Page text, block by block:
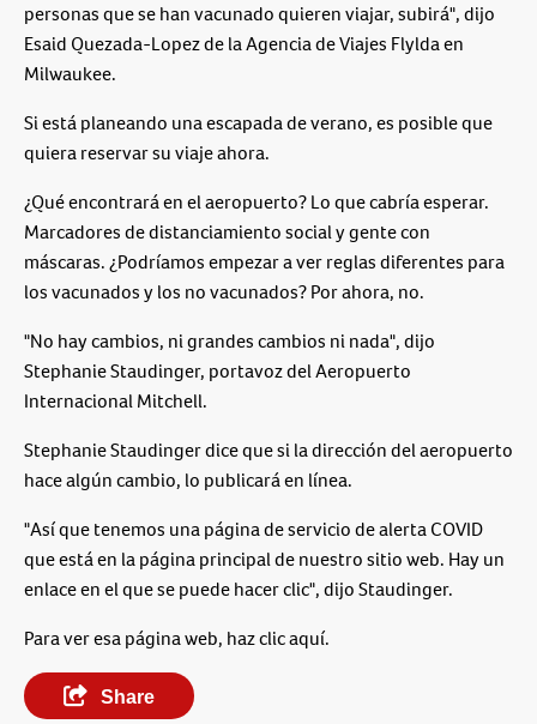
personas que se han vacunado quieren viajar, subirá", dijo
Esaid Quezada-Lopez de la Agencia de Viajes Flylda en
Milwaukee.
Si está planeando una escapada de verano, es posible que
quiera reservar su viaje ahora.
¿Qué encontrará en el aeropuerto? Lo que cabría esperar.
Marcadores de distanciamiento social y gente con
máscaras. ¿Podríamos empezar a ver reglas diferentes para
los vacunados y los no vacunados? Por ahora, no.
"No hay cambios, ni grandes cambios ni nada", dijo
Stephanie Staudinger, portavoz del Aeropuerto
Internacional Mitchell.
Stephanie Staudinger dice que si la dirección del aeropuerto
hace algún cambio, lo publicará en línea.
"Así que tenemos una página de servicio de alerta COVID
que está en la página principal de nuestro sitio web. Hay un
enlace en el que se puede hacer clic", dijo Staudinger.
Para ver esa página web, haz clic aquí.
Share